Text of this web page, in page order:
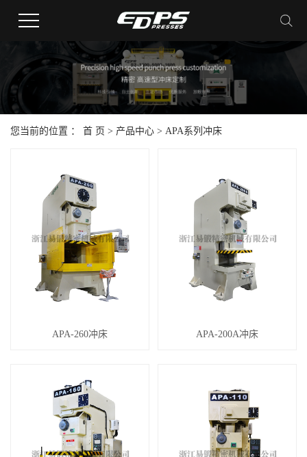
您当前的位置 ： 首 页 > 产品中心 > APA系列冲床
APA-260冲床 APA-200A冲床